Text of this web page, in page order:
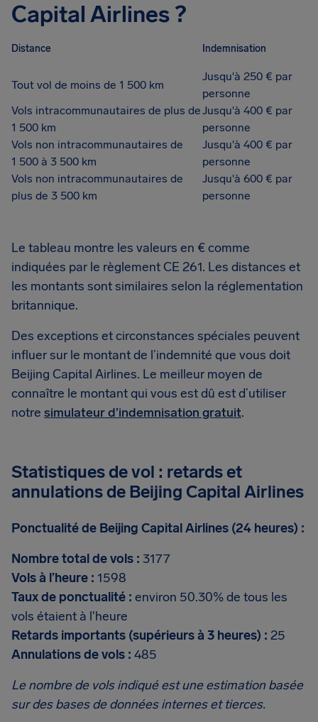
Capital Airlines ?
Distance Indemnisation
Tout vol de moins de 1 500 km
Jusqu'à 250 € par
personne
Vols intracommunautaires de plus de
1 500 km
Jusqu'à 400 € par
personne
Vols non intracommunautaires de
1 500 à 3 500 km
Jusqu'à 400 € par
personne
Vols non intracommunautaires de
plus de 3 500 km
Jusqu'à 600 € par
personne
Le tableau montre les valeurs en € comme
indiquées par le règlement CE 261. Les distances et
les montants sont similaires selon la réglementation
britannique.
Des exceptions et circonstances spéciales peuvent
influer sur le montant de l’indemnité que vous doit
Beijing Capital Airlines. Le meilleur moyen de
connaître le montant qui vous est dû est d’utiliser
notre simulateur d’indemnisation gratuit.
Statistiques de vol : retards et
annulations de Beijing Capital Airlines
Ponctualité de Beijing Capital Airlines (24 heures) :
Nombre total de vols : 3177
Vols à l’heure : 1598
Taux de ponctualité : environ 50.30% de tous les
vols étaient à l'heure
Retards importants (supérieurs à 3 heures) : 25
Annulations de vols : 485
Le nombre de vols indiqué est une estimation basée
sur des bases de données internes et tierces.